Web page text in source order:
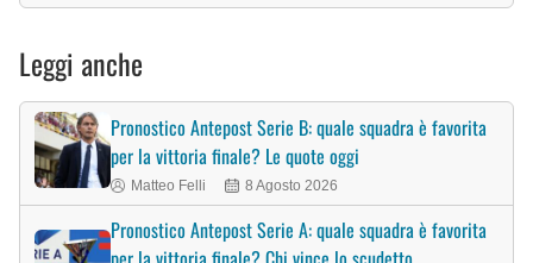
Leggi anche
Pronostico Antepost Serie B: quale squadra è favorita
per la vittoria finale? Le quote oggi
Matteo Felli 8 Agosto 2026
Pronostico Antepost Serie A: quale squadra è favorita